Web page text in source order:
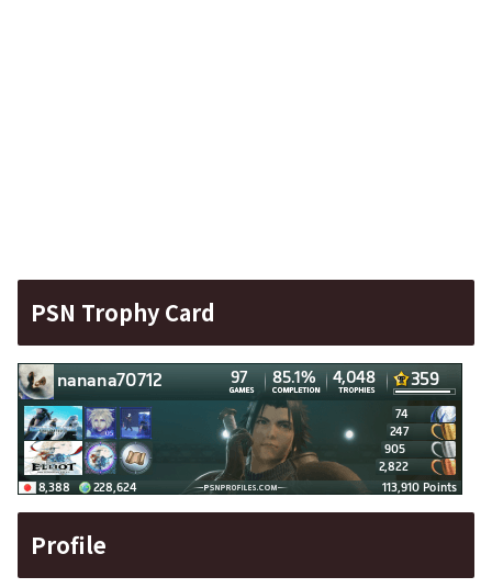
PSN Trophy Card
Profile